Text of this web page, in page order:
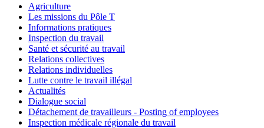
Agriculture
Les missions du Pôle T
Informations pratiques
Inspection du travail
Santé et sécurité au travail
Relations collectives
Relations individuelles
Lutte contre le travail illégal
Actualités
Dialogue social
Détachement de travailleurs - Posting of employees
Inspection médicale régionale du travail